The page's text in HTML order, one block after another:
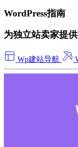
WordPress指南
为独立站卖家提
Wp建站导航